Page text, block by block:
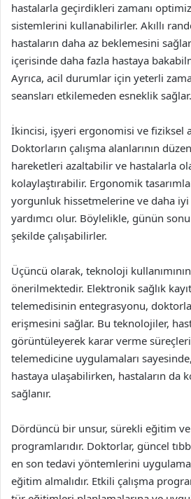
hastalarla geçirdikleri zamanı
sistemlerini kullanabilirler. Akıllı
hastaların daha az beklemesini
içerisinde daha fazla hastaya
Ayrıca, acil durumlar için yeterli
seansları etkilemeden esneklik sağlar.
İkincisi, işyeri ergonomisi ve fiziksel
Doktorların çalışma alanlarının
hareketleri azaltabilir ve hastalarla
kolaylaştırabilir. Ergonomik
yorgunluk hissetmelerine ve daha iyi
yardımcı olur. Böylelikle, günün
şekilde çalışabilirler.
Üçüncü olarak, teknoloji kullanımının
önerilmektedir. Elektronik sağlık
telemedisinin entegrasyonu,
erişmesini sağlar. Bu teknolojiler,
görüntüleyerek karar verme
telemedicine uygulamaları
hastaya ulaşabilirken, hastaların da
sağlanır.
Dördüncü bir unsur, sürekli eğitim
programlarıdır. Doktorlar, güncel
en son tedavi yöntemlerini
eğitim almalıdır. Etkili çalışma